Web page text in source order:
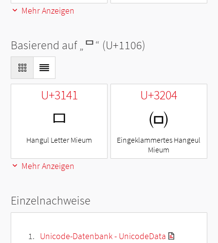
Mehr Anzeigen
Basierend auf „ᄆ“ (U+1106)
U+3141
ㅁ
Hangul Letter Mieum
U+3204
㈄
Eingeklammertes Hangeul
Mieum
Mehr Anzeigen
Einzelnachweise
Unicode-Datenbank - UnicodeData